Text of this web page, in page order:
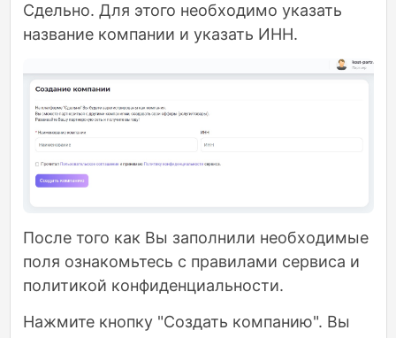
Сдельно. Для этого необходимо указать
название компании и указать ИНН.
После того как Вы заполнили необходимые
поля ознакомьтесь с правилами сервиса и
политикой конфиденциальности.
Нажмите кнопку "Создать компанию". Вы